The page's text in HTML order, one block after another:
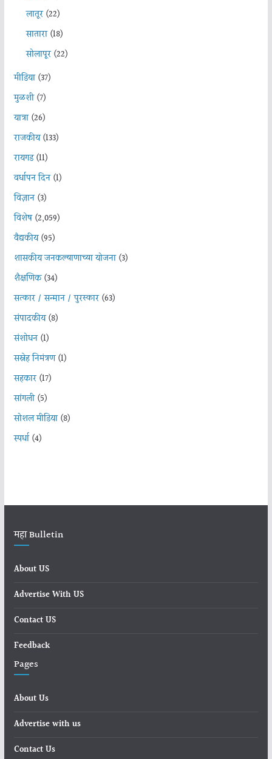
लातूर(22)
सातारा(18)
सोलापूर(22)
मीडिया(37)
मुळशी(7)
यात्रा(26)
राजकीय(133)
रायगड(11)
वर्धापन दिन(1)
विज्ञान(3)
विशेष(2,059)
वैद्यकीय(95)
शासकीय जनकल्याणाच्या योजना(3)
शैक्षणिक(34)
सत्कार / सन्मान / पुरस्कार(63)
संपादकीय(8)
संशोधन(1)
सस्नेह निमंत्रण(1)
सहकार(17)
सांगली(5)
सोशल मीडिया(8)
स्पर्धा(4)
महा Bulletin
About US
Advertise With US
Contact US
Feedback
Pages
About Us
Advertise with us
Contact Us